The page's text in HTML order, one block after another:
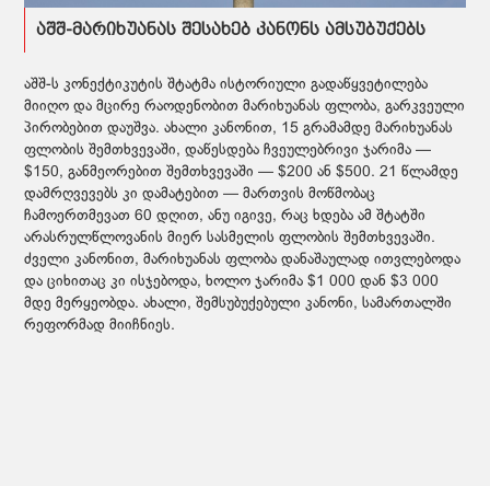
აშშ-მარიხუანას შესახებ კანონს ამსუბუქებს
აშშ-ს კონექტიკუტის შტატმა ისტორიული გადაწყვეტილება
მიიღო და მცირე რაოდენობით მარიხუანას ფლობა, გარკვეული
პირობებით დაუშვა.ახალი კანონით, 15 გრამამდე მარიხუანას
ფლობის შემთხვევაში, დაწესდება ჩვეულებრივი ჯარიმა —
$150, განმეორებით შემთხვევაში — $200 ან $500. 21 წლამდე
დამრღვევებს კი დამატებით — მართვის მოწმობაც
ჩამოერთმევათ 60 დღით, ანუ იგივე, რაც ხდება ამ შტატში
არასრულწლოვანის მიერ სასმელის ფლობის შემთხვევაში.
ძველი კანონით, მარიხუანას ფლობა დანაშაულად ითვლებოდა
და ციხითაც კი ისჯებოდა, ხოლო ჯარიმა $1 000 დან $3 000
მდე მერყეობდა. ახალი, შემსუბუქებული კანონი, სამართალში
რეფორმად მიიჩნიეს.